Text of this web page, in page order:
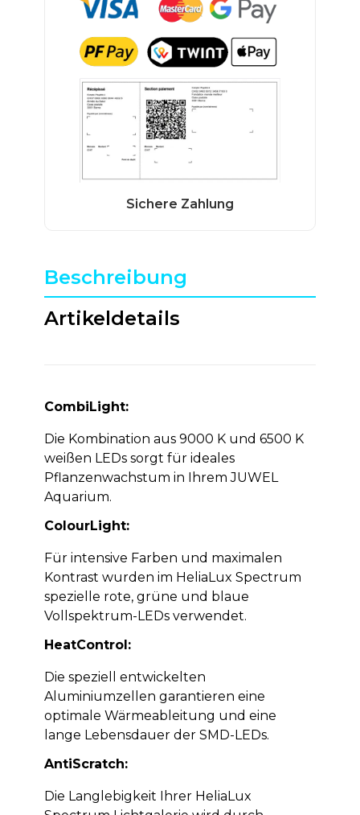
Beschreibung
Artikeldetails
CombiLight:
Die Kombination aus 9000 K und 6500 K
weißen LEDs sorgt für ideales
Pflanzenwachstum in Ihrem JUWEL
Aquarium.
ColourLight:
Für intensive Farben und maximalen
Kontrast wurden im HeliaLux Spectrum
spezielle rote, grüne und blaue
Vollspektrum-LEDs verwendet.
HeatControl:
Die speziell entwickelten
Aluminiumzellen garantieren eine
optimale Wärmeableitung und eine
lange Lebensdauer der SMD-LEDs.
AntiScratch:
Die Langlebigkeit Ihrer HeliaLux